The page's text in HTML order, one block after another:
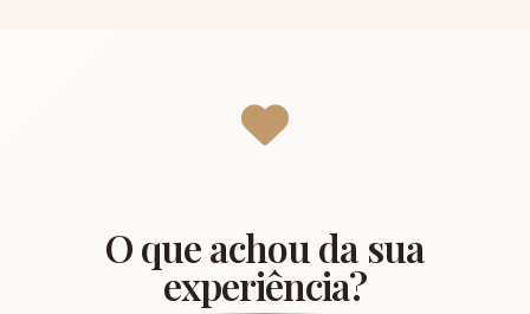
O que achou da sua
experiência?